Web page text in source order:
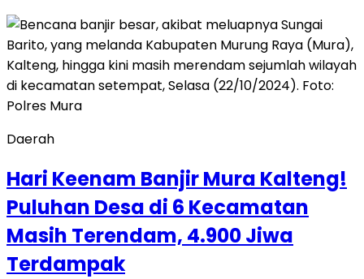
Daerah
Hari Keenam Banjir Mura Kalteng!
Puluhan Desa di 6 Kecamatan
Masih Terendam, 4.900 Jiwa
Terdampak